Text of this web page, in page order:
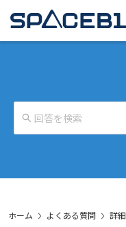
ホーム よくある質問 詳細